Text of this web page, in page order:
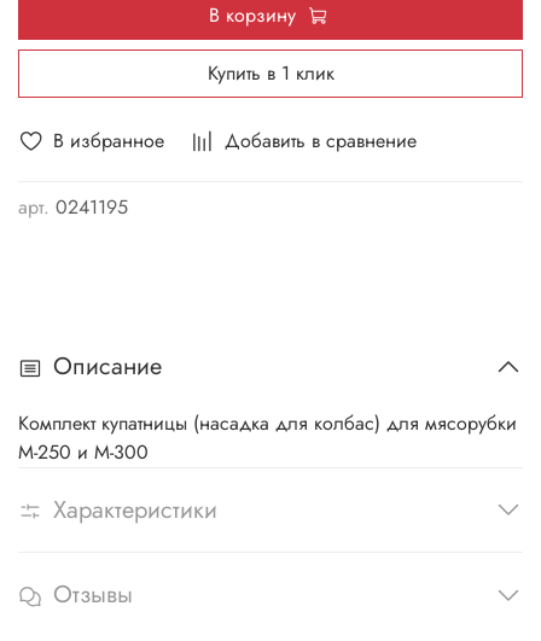
В избранное Добавить в сравнение
арт. 0241195
В корзину
Купить в 1 клик
Описание
Комплект купатницы (насадка для колбас) для мясорубки
М-250 и М-300
Характеристики
Отзывы